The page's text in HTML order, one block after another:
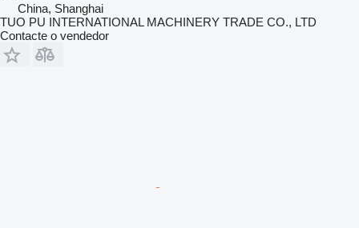
China, Shanghai
TUO PU INTERNATIONAL MACHINERY TRADE CO., LTD
Contacte o vendedor